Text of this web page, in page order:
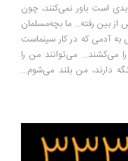
باور نمی‌کنند، چون
ما بچه‌مسلمان
که در کار سینماست
می‌توانند من را
من بلند می‌شوم...